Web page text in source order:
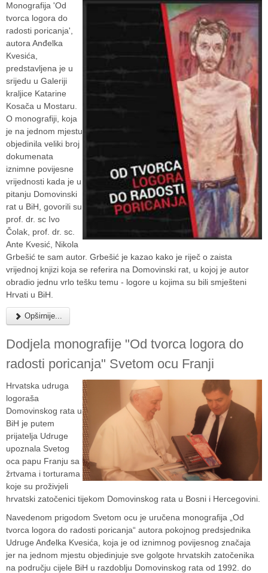
Monografija 'Od
tvorca logora do
radosti poricanja',
autora Anđelka
Kvesića,
predstavljena je u
srijedu u Galeriji
kraljice Katarine
Kosača u Mostaru.
O monografiji, koja
je na jednom mjestu
objedinila veliki broj
dokumenata
iznimne povijesne
vrijednosti kada je u
pitanju Domovinski
rat u BiH, govorili su
prof. dr. sc Ivo
Čolak, prof. dr. sc.
Ante Kvesić, Nikola
Grbešić te sam autor. Grbešić je kazao kako je riječ o zaista
vrijednoj knjizi koja se referira na Domovinski rat, u kojoj je autor
obradio jednu vrlo tešku temu - logore u kojima su bili smješteni
Hrvati u BiH.
Opširnije...
Dodjela monografije "Od tvorca logora do
radosti poricanja" Svetom ocu Franji
Hrvatska udruga
logoraša
Domovinskog rata u
BiH je putem
prijatelja Udruge
upoznala Svetog
oca papu Franju sa
žrtvama i torturama
koje su proživjeli
hrvatski zatočenici tijekom Domovinskog rata u Bosni i Hercegovini.
Navedenom prigodom Svetom ocu je uručena monografija „Od
tvorca logora do radosti poricanja“ autora pokojnog predsjednika
Udruge Anđelka Kvesića, koja je od iznimnog povijesnog značaja
jer na jednom mjestu objedinjuje sve golgote hrvatskih zatočenika
na području cijele BiH u razdoblju Domovinskog rata od 1992. do